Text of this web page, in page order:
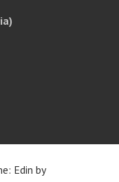
Edin by